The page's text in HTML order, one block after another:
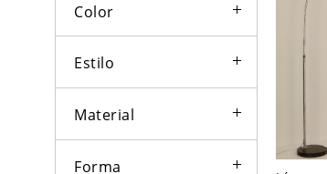
Color
Estilo
Material
Forma